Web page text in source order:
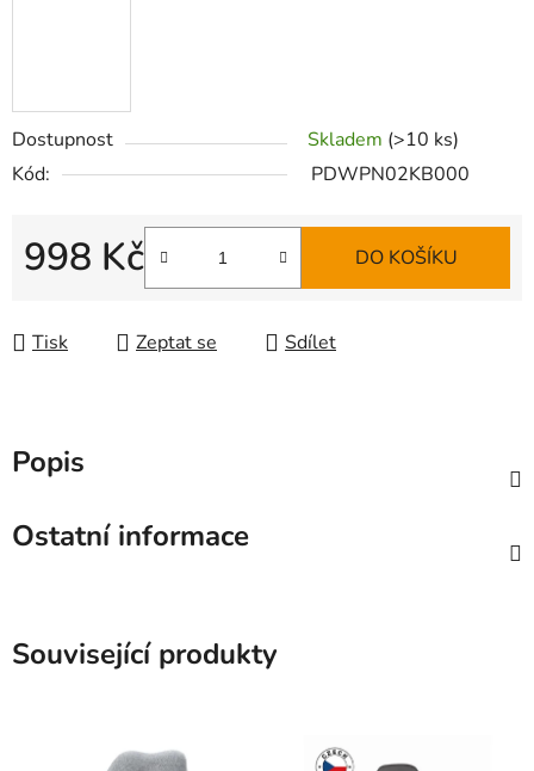
Dostupnost Skladem (>10 ks)
Kód:
PDWPN02KB000
998 Kč DO KOŠÍKU
Tisk Zeptat se Sdílet
Popis
Ostatní informace
Související produkty